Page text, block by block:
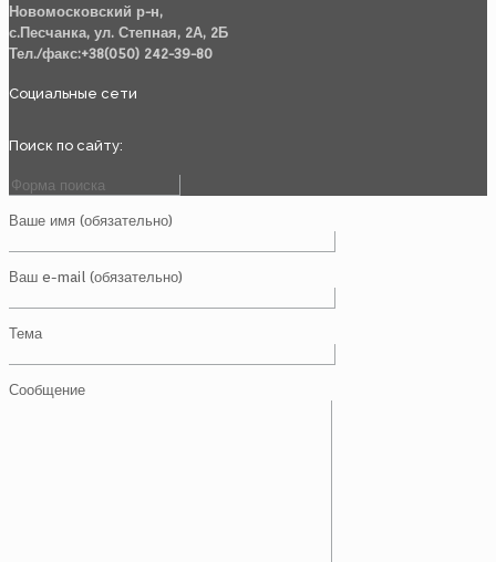
Новомосковский р-н,
с.Песчанка, ул. Степная, 2А, 2Б
Тел./факс:+38(050) 242-39-80
Социальные сети
Поиск по сайту:
Ваше имя (обязательно)
Ваш e-mail (обязательно)
Тема
Сообщение